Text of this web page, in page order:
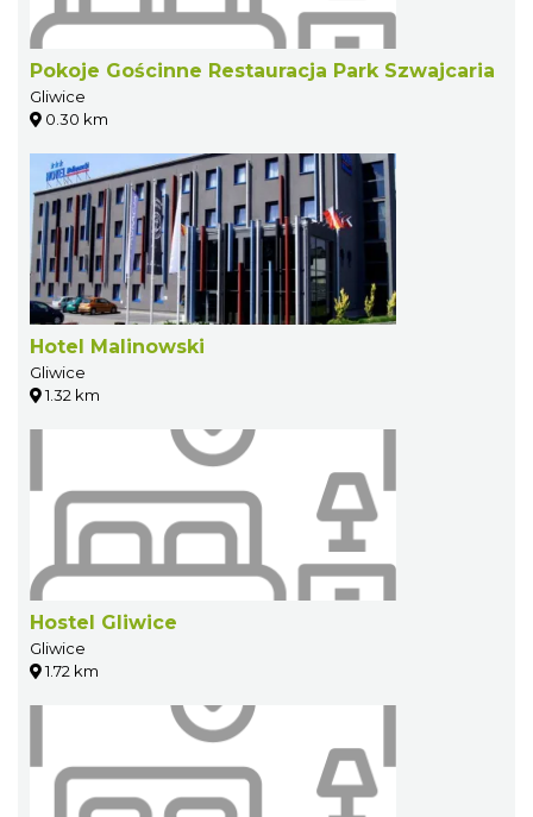
Pokoje Gościnne Restauracja Park Szwajcaria
Gliwice
0.30 km
Hotel Malinowski
Gliwice
1.32 km
Hostel Gliwice
Gliwice
1.72 km